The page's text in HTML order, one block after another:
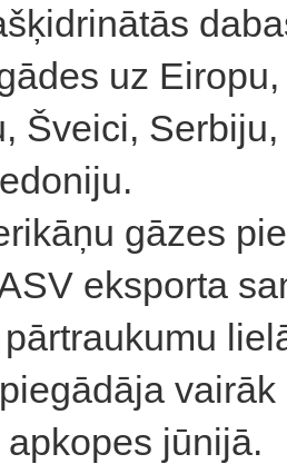
uz
Šveici,
gāzes
eksporta
jūnijā.